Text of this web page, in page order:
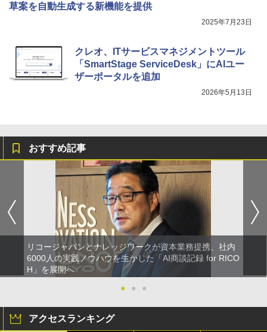
草案を自動生成する新機能を提供
2025年7月23日
クレオ、ITサービスマネジメントツール
「SmartStage ServiceDesk」にAIユー
ザーポータルを追加
2026年5月13日
おすすめ記事
リコージャパンとナレッジワークが資本業務提携、社内
6000人の実践ノウハウを生かした「AI商談記録 for RICO
H」を展開へ
●
● ●
アクセスランキング